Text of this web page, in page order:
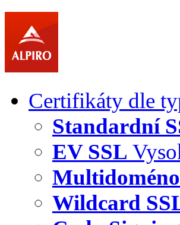
Certifikáty dle
Standardní
EV SSL
Wildcard